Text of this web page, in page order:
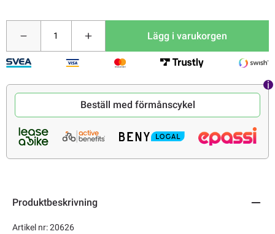
Lägg i varukorgen
Beställ med förmånscykel
Produktbeskrivning
Artikel nr: 20626